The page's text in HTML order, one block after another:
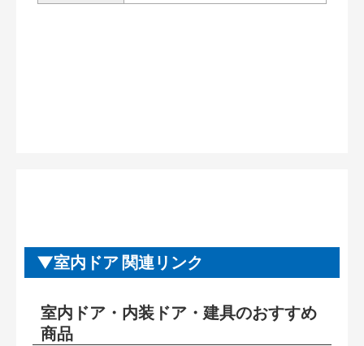
室内ドア 関連リンク
室内ドア・内装ドア・建具のおすすめ
商品